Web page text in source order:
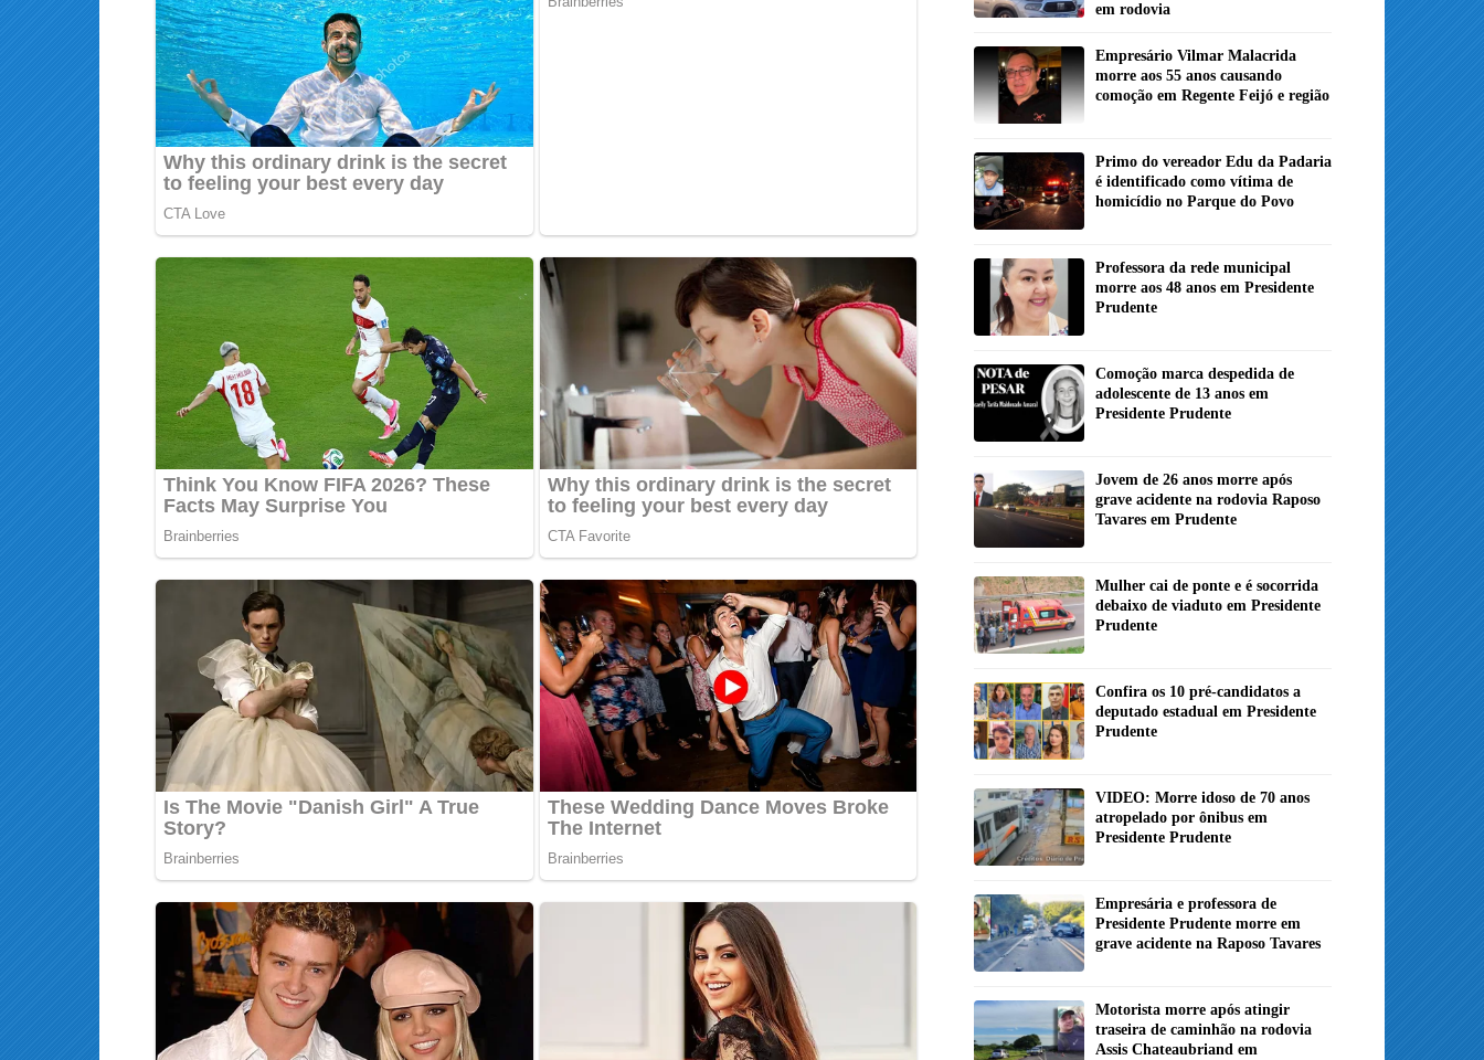
em rodovia
Empresário Vilmar Malacrida
morre aos 55 anos causando
comoção em Regente Feijó e região
Primo do vereador Edu da Padaria
é identificado como vítima de
homicídio no Parque do Povo
Professora da rede municipal
morre aos 48 anos em Presidente
Prudente
Comoção marca despedida de
adolescente de 13 anos em
Presidente Prudente
Jovem de 26 anos morre após
grave acidente na rodovia Raposo
Tavares em Prudente
Mulher cai de ponte e é socorrida
debaixo de viaduto em Presidente
Prudente
Confira os 10 pré-candidatos a
deputado estadual em Presidente
Prudente
VIDEO: Morre idoso de 70 anos
atropelado por ônibus em
Presidente Prudente
Empresária e professora de
Presidente Prudente morre em
grave acidente na Raposo Tavares
Motorista morre após atingir
traseira de caminhão na rodovia
Assis Chateaubriand em